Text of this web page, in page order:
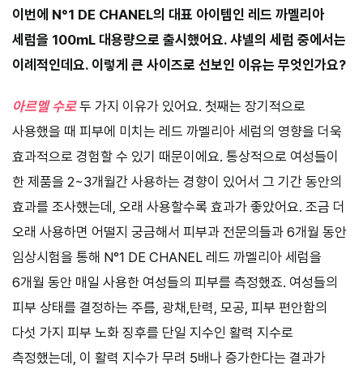
이번에 N°1 DE CHANEL의 대표 아이템인 레드 까멜리아
세럼을 100mL 대용량으로 출시했어요. 샤넬의 세럼 중에서는
이례적인데요. 이렇게 큰 사이즈로 선보인 이유는 무엇인가요?
아르멜 수로 두 가지 이유가 있어요. 첫째는 장기적으로
사용했을 때 피부에 미치는 레드 까멜리아 세럼의 영향을 더욱
효과적으로 경험할 수 있기 때문이에요. 통상적으로 여성들이
한 제품을 2~3개월간 사용하는 경향이 있어서 그 기간 동안의
효과를 조사했는데, 오래 사용할수록 효과가 좋았어요. 조금 더
오래 사용하면 어떨지 궁금해서 피부과 전문의들과 6개월 동안
임상시험을 통해 N°1 DE CHANEL 레드 까멜리아 세럼을
6개월 동안 매일 사용한 여성들의 피부를 측정했죠. 여성들의
피부 상태를 결정하는 주름, 광채,탄력, 모공, 피부 편안함의
다섯 가지 피부 노화 징후를 단일 지수인 활력 지수로
측정했는데, 이 활력 지수가 무려 5배나 증가한다는 결과가